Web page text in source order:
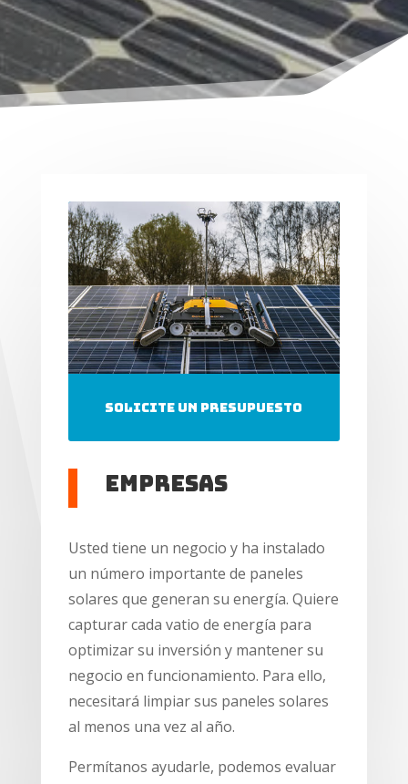
solicite un presupuesto
Empresas
Usted tiene un negocio y ha instalado
un número importante de paneles
solares que generan su energía. Quiere
capturar cada vatio de energía para
optimizar su inversión y mantener su
negocio en funcionamiento. Para ello,
necesitará limpiar sus paneles solares
al menos una vez al año.
Permítanos ayudarle, podemos evaluar